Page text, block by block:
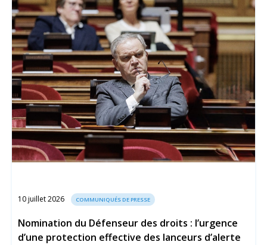
10 juillet 2026 COMMUNIQUÉS DE PRESSE
Nomination du Défenseur des droits : l’urgence
d’une protection effective des lanceurs d’alerte